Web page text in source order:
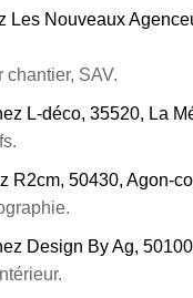
Les Nouveaux
SAV.
L-déco, 35520, La
R2cm, 50430, Agon-
Design By Ag,